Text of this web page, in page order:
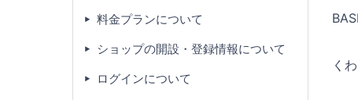
く
料金プランについて
ショップの開設・登録情報について
ログインについて